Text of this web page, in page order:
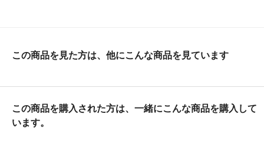
この商品を見た方は、他にこんな商品を見ています
この商品を購入された方は、一緒にこんな商品を購入して
います。